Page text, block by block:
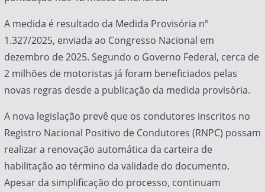
A medida é resultado da Medida Provisória nº
1.327/2025, enviada ao Congresso Nacional em
dezembro de 2025. Segundo o Governo Federal, cerca de
2 milhões de motoristas já foram beneficiados pelas
novas regras desde a publicação da medida provisória.
A nova legislação prevê que os condutores inscritos no
Registro Nacional Positivo de Condutores (RNPC) possam
realizar a renovação automática da carteira de
habilitação ao término da validade do documento.
Apesar da simplificação do processo, continuam